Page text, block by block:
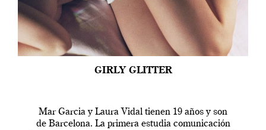
GIRLY GLITTER
Mar Garcia y Laura Vidal tienen 19 años y son
de Barcelona. La primera estudia comunicación